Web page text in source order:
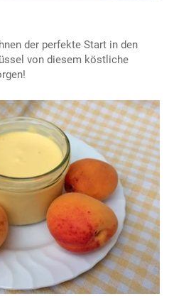
der perfekte Start in den
von diesem köstliche